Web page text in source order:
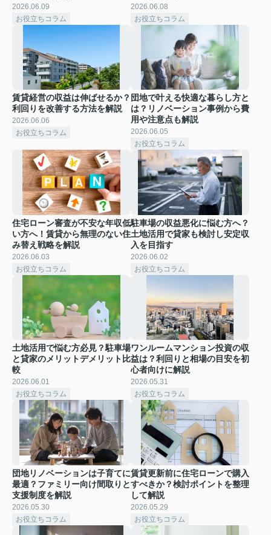
2026.06.09
お役立ちコラム
2026.06.08
お役立ちコラム
賃貸経営の収益は伸ばせるか？
利回りを改善する方法を解説
2026.06.06
お役立ちコラム
団地で叶える快適な暮らし方と
は？リノベーション事例から費
用や注意点も解説
2026.06.05
お役立ちコラム
住宅ローン審査が不安な年収低
い方へ！賃貸から無理のない住
み替え戦略を解説
2026.06.03
お役立ちコラム
駐車場の収益悪化に悩む方へ？
土地活用で貸家も検討し安定収
入を目指す
2026.06.02
お役立ちコラム
土地活用で悩む方必見？駐車場
と貸家のメリットデメリット比
較
2026.06.01
お役立ちコラム
ワンルームマンション投資の収
益は？利回りと相場の目安を初
心者向けに解説
2026.05.31
お役立ちコラム
団地リノベーションは子育てに
最適？ファミリー向け間取りと
支援制度を解説
2026.05.30
お役立ちコラム
賃貸更新前に住宅ローンで購入
すべきか？検討ポイントを整理
して解説
2026.05.29
お役立ちコラム